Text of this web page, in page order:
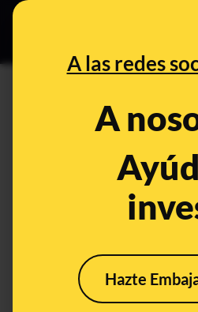
A las redes
A
Hazte